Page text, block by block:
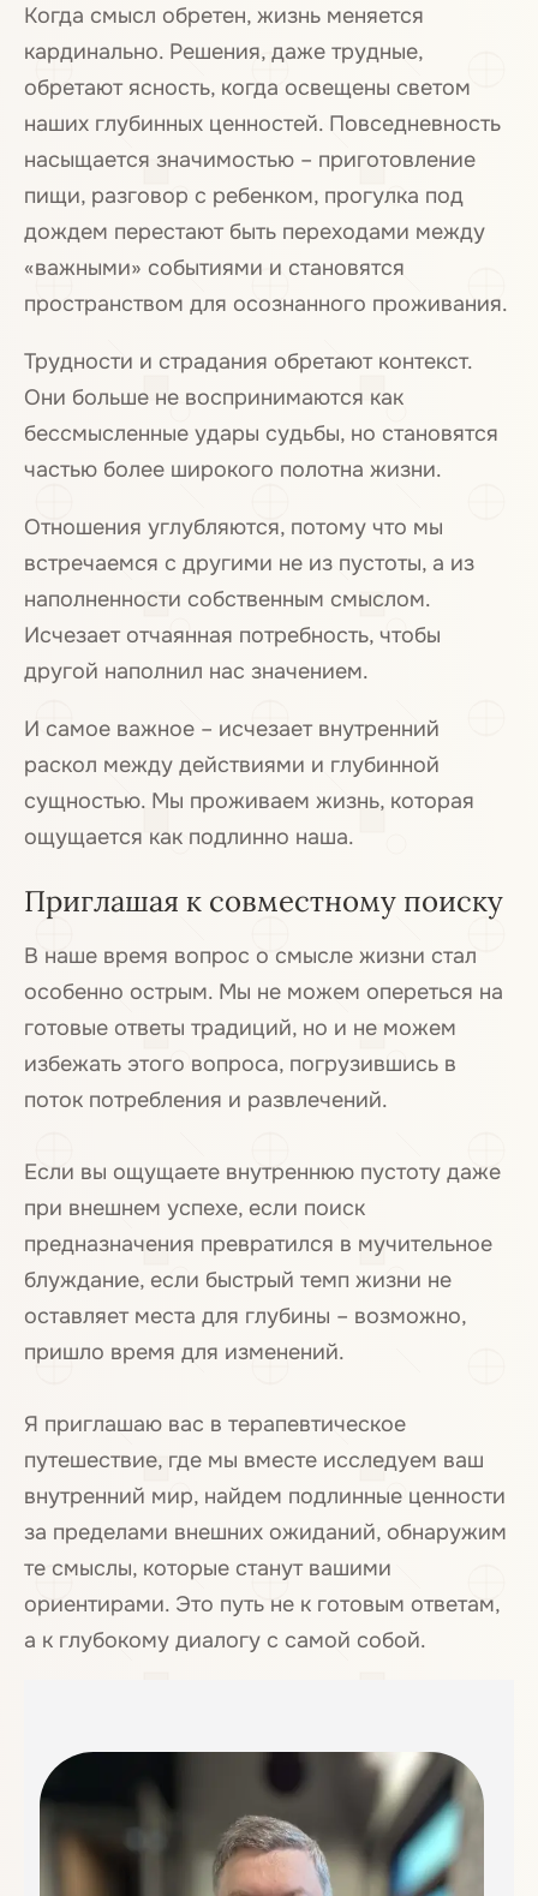
Когда смысл обретен, жизнь меняется
кардинально. Решения, даже трудные,
обретают ясность, когда освещены светом
наших глубинных ценностей. Повседневность
насыщается значимостью – приготовление
пищи, разговор с ребенком, прогулка под
дождем перестают быть переходами между
«важными» событиями и становятся
пространством для осознанного проживания.
Трудности и страдания обретают контекст.
Они больше не воспринимаются как
бессмысленные удары судьбы, но становятся
частью более широкого полотна жизни.
Отношения углубляются, потому что мы
встречаемся с другими не из пустоты, а из
наполненности собственным смыслом.
Исчезает отчаянная потребность, чтобы
другой наполнил нас значением.
И самое важное – исчезает внутренний
раскол между действиями и глубинной
сущностью. Мы проживаем жизнь, которая
ощущается как подлинно наша.
Приглашая к совместному поиску
В наше время вопрос о смысле жизни стал
особенно острым. Мы не можем опереться на
готовые ответы традиций, но и не можем
избежать этого вопроса, погрузившись в
поток потребления и развлечений.
Если вы ощущаете внутреннюю пустоту даже
при внешнем успехе, если поиск
предназначения превратился в мучительное
блуждание, если быстрый темп жизни не
оставляет места для глубины – возможно,
пришло время для изменений.
Я приглашаю вас в терапевтическое
путешествие, где мы вместе исследуем ваш
внутренний мир, найдем подлинные ценности
за пределами внешних ожиданий, обнаружим
те смыслы, которые станут вашими
ориентирами. Это путь не к готовым ответам,
а к глубокому диалогу с самой собой.